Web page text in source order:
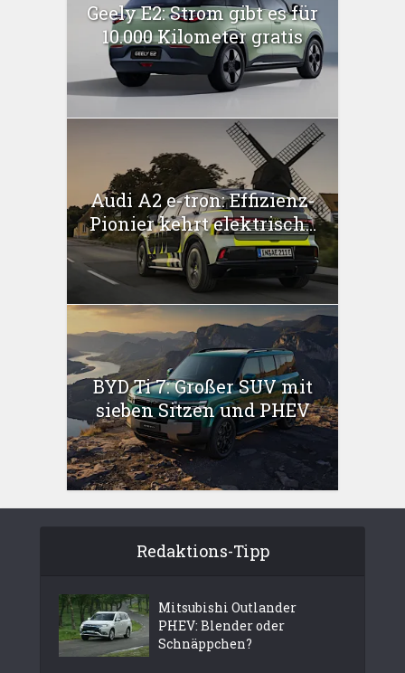
Geely E2: Strom gibt es für
10.000 Kilometer gratis
Audi A2 e-tron: Effizienz-
Pionier kehrt elektrisch...
BYD Ti 7: Großer SUV mit
sieben Sitzen und PHEV
Redaktions-Tipp
Mitsubishi Outlander
PHEV: Blender oder
Schnäppchen?